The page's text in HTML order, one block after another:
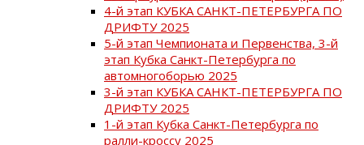
4-й этап КУБКА САНКТ-ПЕТЕРБУРГА ПО
ДРИФТУ 2025
5-й этап Чемпионата и Первенства, 3-й
этап Кубка Санкт-Петербурга по
автомногоборью 2025
3-й этап КУБКА САНКТ-ПЕТЕРБУРГА ПО
ДРИФТУ 2025
1-й этап Кубка Санкт-Петербурга по
ралли-кроссу 2025